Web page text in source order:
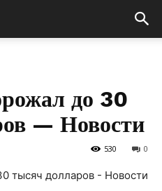
до 30
— Новости
0
530